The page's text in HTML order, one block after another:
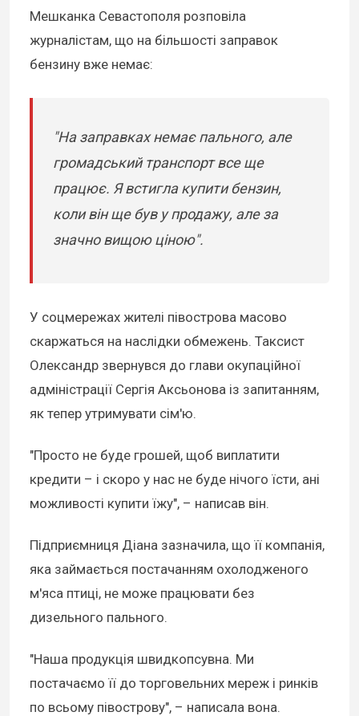
Мешканка Севастополя розповіла
журналістам, що на більшості заправок
бензину вже немає:
"На заправках немає пального, але
громадський транспорт все ще
працює. Я встигла купити бензин,
коли він ще був у продажу, але за
значно вищою ціною".
У соцмережах жителі півострова масово
скаржаться на наслідки обмежень. Таксист
Олександр звернувся до глави окупаційної
адміністрації Сергія Аксьонова із запитанням,
як тепер утримувати сім'ю.
"Просто не буде грошей, щоб виплатити
кредити – і скоро у нас не буде нічого їсти, ані
можливості купити їжу", – написав він.
Підприємниця Діана зазначила, що її компанія,
яка займається постачанням охолодженого
м'яса птиці, не може працювати без
дизельного пального.
"Наша продукція швидкопсувна. Ми
постачаємо її до торговельних мереж і ринків
по всьому півострову", – написала вона.